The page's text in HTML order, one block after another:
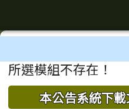
臺南市歸仁區文
主內容區域
所選模組不存在！
下中區域內容
本公告系統下
頁尾區域